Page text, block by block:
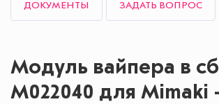
ДОКУМЕНТЫ ЗАДАТЬ ВОПРОС
Модуль вайпера в
M022040 для Mimaki